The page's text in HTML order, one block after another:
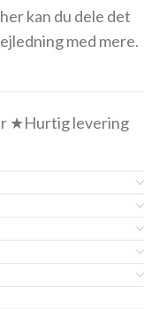
kan du dele det
med mere.
★Hurtig levering